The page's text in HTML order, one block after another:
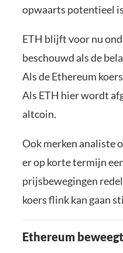
opwaarts potentieel
ETH blijft voor nu
beschouwd als de
Als de Ethereum
Als ETH hier wordt
altcoin.
Ook merken analiste
er op korte termijn
prijsbewegingen
koers flink kan gaan
Ethereum